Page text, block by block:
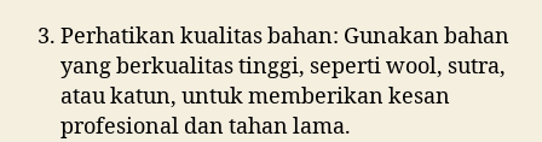
Perhatikan kualitas bahan: Gunakan bahan
yang berkualitas tinggi, seperti wool, sutra,
atau katun, untuk memberikan kesan
profesional dan tahan lama.